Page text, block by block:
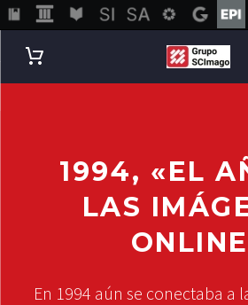
1994, «EL
LAS
En 1994 aún se conectaba a